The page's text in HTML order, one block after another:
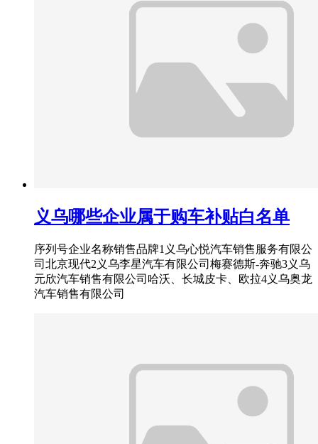
义乌哪些企业属于购车补贴白名单
序列号企业名称销售品牌1义乌心悦汽车销售服务有限公
司北京现代2义乌李星汽车有限公司梅赛德斯-奔驰3义乌
元欣汽车销售有限公司哈沃、长城皮卡、欧拉4义乌奥龙
汽车销售有限公司